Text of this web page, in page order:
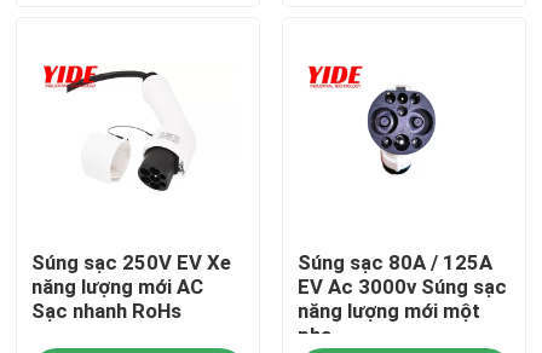
Đầu nối pin Ebike
Đầu nối ắc quy xe tay ga
Súng sạc 250V EV Xe
năng lượng mới AC
Sạc nhanh RoHs
Súng sạc 80A / 125A
EV Ac 3000v Súng sạc
năng lượng mới một
pha